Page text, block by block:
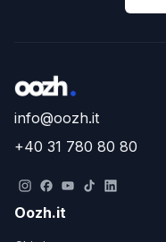
info@oozh.it
+40 31 780 80 80
Oozh.it